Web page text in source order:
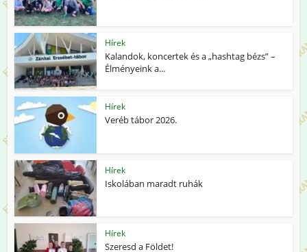
Hírek
Kalandok, koncertek és a „hashtag bézs” –
Élményeink a...
Hírek
Veréb tábor 2026.
Hírek
Iskolában maradt ruhák
Hírek
Szeresd a Földet!